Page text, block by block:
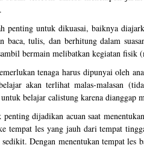
penting untuk dikuasai, baiknya
tulis, dan berhitung dalam
bermain melibatkan kegiatan fisik
tenaga harus dipunyai oleh
akan terlihat malas-malasan
belajar calistung karena dianggap
dijadikan acuan saat
tempat les yang jauh dari tempat
Dengan menentukan tempat les